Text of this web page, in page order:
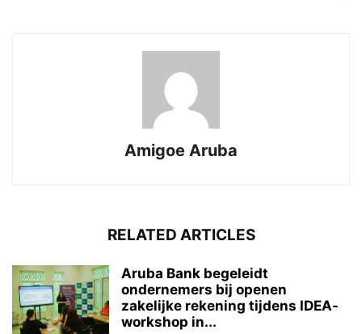
Amigoe Aruba
RELATED ARTICLES
Aruba Bank begeleidt
ondernemers bij openen
zakelijke rekening tijdens IDEA-
workshop in...